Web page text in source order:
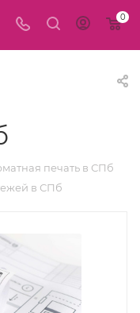
0
печать в СПб
в СПб